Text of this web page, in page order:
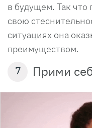
в будущем. Так что
свою
ситуациях она
преимуществом.
7 Прими